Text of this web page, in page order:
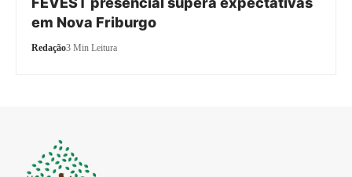
em Nova Friburgo
Redação3 Min Leitura